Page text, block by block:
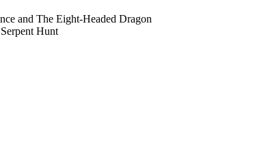
and The Eight-Headed Dragon
Hunt